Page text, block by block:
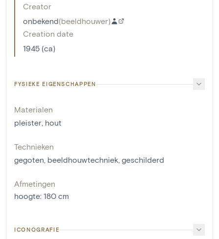
Creator
onbekend(beeldhouwer)
Creation date
1945 (ca)
FYSIEKE EIGENSCHAPPEN
Materialen
pleister, hout
Technieken
gegoten, beeldhouwtechniek, geschilderd
Afmetingen
hoogte: 180 cm
ICONOGRAFIE